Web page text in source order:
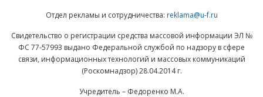
Отдел рекламы и сотрудничества: reklama@u-f.ru
Свидетельство о регистрации средства массовой информации ЭЛ №
ФС 77-57993 выдано Федеральной службой по надзору в сфере
связи, информационных технологий и массовых коммуникаций
(Роскомнадзор) 28.04.2014 г.
Учредитель – Федоренко М.А.